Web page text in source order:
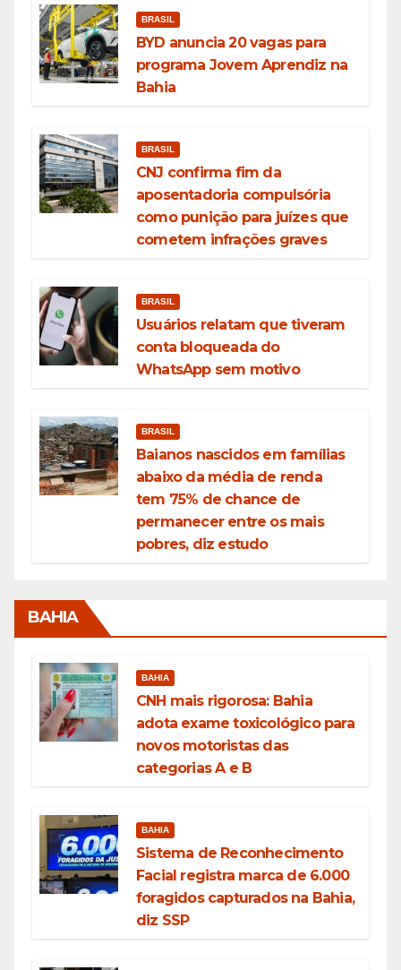
BRASIL
BYD anuncia 20 vagas para
programa Jovem Aprendiz na
Bahia
BRASIL
CNJ confirma fim da
aposentadoria compulsória
como punição para juízes que
cometem infrações graves
BRASIL
Usuários relatam que tiveram
conta bloqueada do
WhatsApp sem motivo
BRASIL
Baianos nascidos em famílias
abaixo da média de renda
tem 75% de chance de
permanecer entre os mais
pobres, diz estudo
BAHIA
BAHIA
CNH mais rigorosa: Bahia
adota exame toxicológico para
novos motoristas das
categorias A e B
BAHIA
Sistema de Reconhecimento
Facial registra marca de 6.000
foragidos capturados na Bahia,
diz SSP